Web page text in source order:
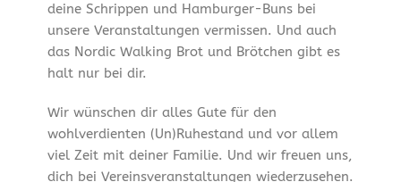
deine Schrippen und Hamburger-Buns bei
unsere Veranstaltungen vermissen. Und auch
das Nordic Walking Brot und Brötchen gibt es
halt nur bei dir.
Wir wünschen dir alles Gute für den
wohlverdienten (Un)Ruhestand und vor allem
viel Zeit mit deiner Familie. Und wir freuen uns,
dich bei Vereinsveranstaltungen wiederzusehen.